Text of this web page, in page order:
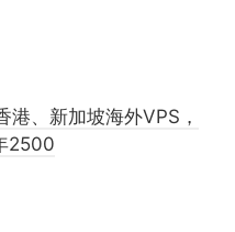
港、新加坡海外VPS，
2500